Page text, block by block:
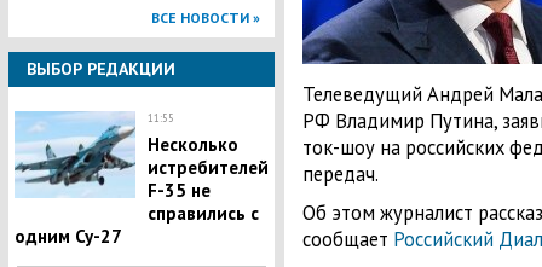
ВСЕ НОВОСТИ »
ВЫБОР РЕДАКЦИИ
11:55
Несколько
истребителей
F-35 не
справились с
одним Су-27
Телеведущий Андрей
РФ Владимир Путина,
ток-шоу на российских
передач.
Об этом журналист
сообщает Российский